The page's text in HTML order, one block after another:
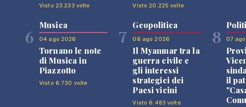
Visto 23.233 volte Visto 20.225 volte
6
Musica
04 ago 2026
Tornano le note
di Musica in
Piazzotto
Visto 6.730 volte
7
Geopolitica
06 ago 2026
Il Myanmar tra la
guerra civile e
gli interessi
strategici dei
Paesi vicini
Visto 6.483 volte
8 07
il